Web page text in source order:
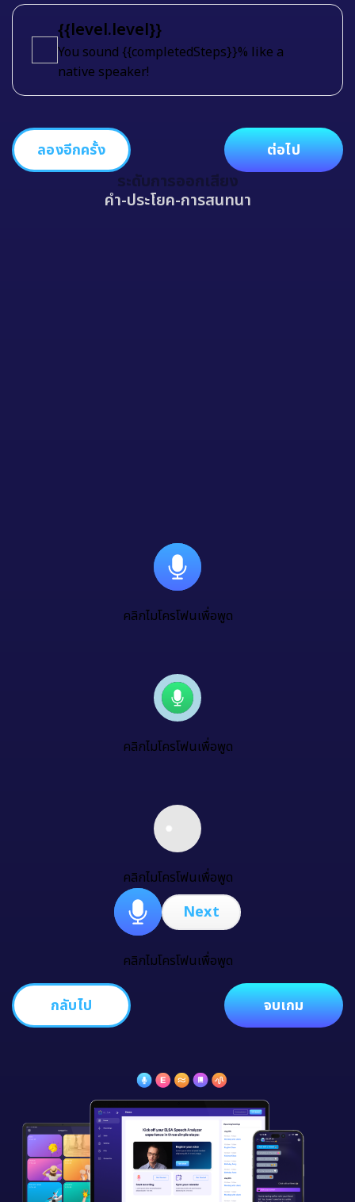
{{level.level}}
You sound {{completedSteps}}% like a
native speaker!
ลองอีกครั้ง ต่อไป
ระดับการออกเสียง
คำ-ประโยค-การสนทนา
คลิกไมโครโฟนเพื่อพูด
คลิกไมโครโฟนเพื่อพูด
คลิกไมโครโฟนเพื่อพูด
Next
คลิกไมโครโฟนเพื่อพูด
กลับไป จบเกม